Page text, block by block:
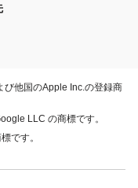
び他国のApple Inc.の登録商
LLC の商標です。
です。